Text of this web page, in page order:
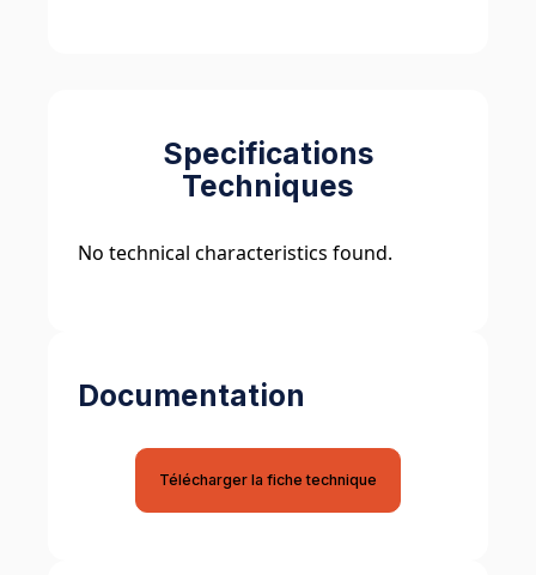
Specifications
Techniques
No technical characteristics found.
Documentation
Télécharger la fiche technique